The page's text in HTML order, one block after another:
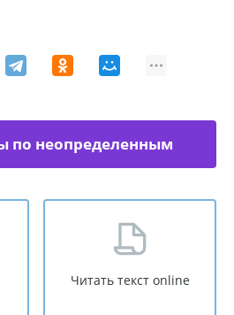
по неопределенным
Читать текст online